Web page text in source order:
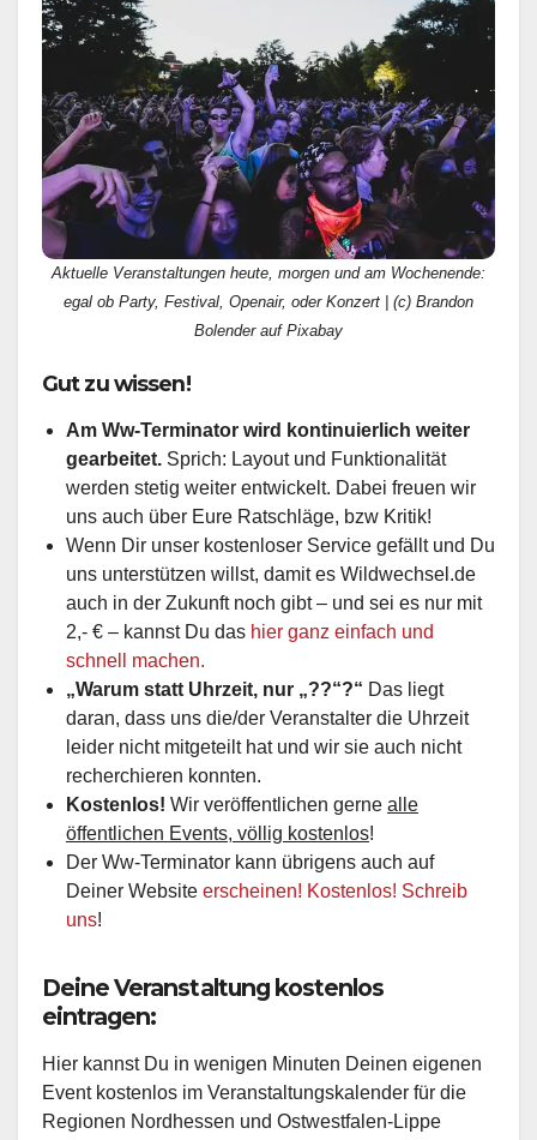
Aktuelle Veranstaltungen heute, morgen und am Wochenende:
egal ob Party, Festival, Openair, oder Konzert | (c) Brandon
Bolender auf Pixabay
Gut zu wissen!
Am Ww-Terminator wird kontinuierlich weiter
gearbeitet. Sprich: Layout und Funktionalität
werden stetig weiter entwickelt. Dabei freuen wir
uns auch über Eure Ratschläge, bzw Kritik!
Wenn Dir unser kostenloser Service gefällt und Du
uns unterstützen willst, damit es Wildwechsel.de
auch in der Zukunft noch gibt – und sei es nur mit
2,- € – kannst Du das hier ganz einfach und
schnell machen.
„Warum statt Uhrzeit, nur „??“?“ Das liegt
daran, dass uns die/der Veranstalter die Uhrzeit
leider nicht mitgeteilt hat und wir sie auch nicht
recherchieren konnten.
Kostenlos! Wir veröffentlichen gerne alle
öffentlichen Events, völlig kostenlos!
Der Ww-Terminator kann übrigens auch auf
Deiner Website erscheinen! Kostenlos! Schreib
uns!
Deine Veranstaltung kostenlos
eintragen:
Hier kannst Du in wenigen Minuten Deinen eigenen
Event kostenlos im Veranstaltungskalender für die
Regionen Nordhessen und Ostwestfalen-Lippe